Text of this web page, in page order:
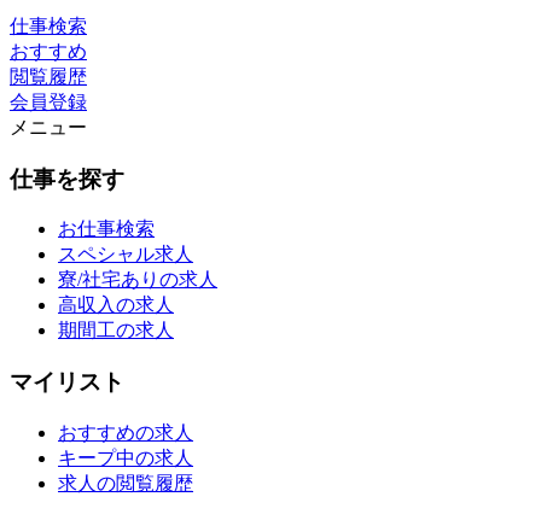
仕事検索
おすすめ
閲覧履歴
会員登録
メニュー
仕事を探す
お仕事検索
スペシャル求人
寮/社宅ありの求人
高収入の求人
期間工の求人
マイリスト
おすすめの求人
キープ中の求人
求人の閲覧履歴